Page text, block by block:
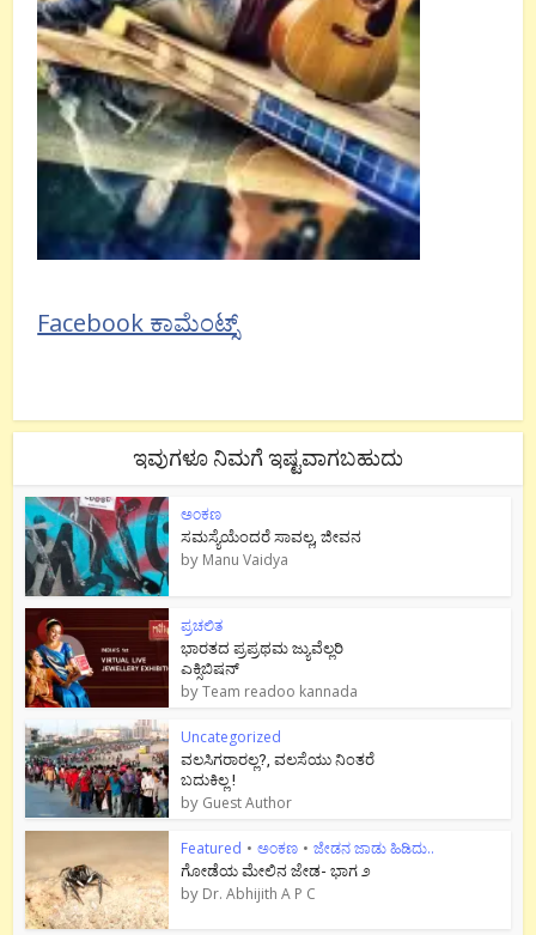
Facebook ಕಾಮೆಂಟ್ಸ್
ಇವುಗಳೂ ನಿಮಗೆ ಇಷ್ಟವಾಗಬಹುದು
ಅಂಕಣ
ಸಮಸ್ಯೆಯೆಂದರೆ ಸಾವಲ್ಲ, ಜೀವನ
by Manu Vaidya
ಪ್ರಚಲಿತ
ಭಾರತದ ಪ್ರಪ್ರಥಮ ಜ್ಯುವೆಲ್ಲರಿ
ಎಕ್ಸಿಬಿಷನ್
byTeam readoo kannada
Uncategorized
ವಲಸಿಗರಾರಲ್ಲ?, ವಲಸೆಯು ನಿಂತರೆ
ಬದುಕಿಲ್ಲ !
by Guest Author
Featured • ಅಂಕಣ • ಜೇಡನ ಜಾಡು ಹಿಡಿದು..
ಗೋಡೆಯ ಮೇಲಿನ ಜೇಡ- ಭಾಗ ೨
by Dr. Abhijith A P C